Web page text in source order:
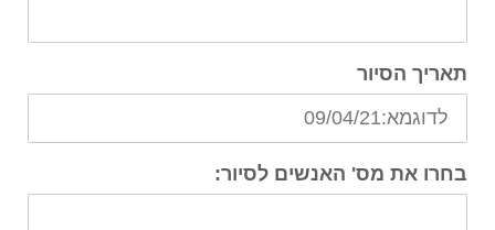
תאריך הסיור
בחרו את מס' האנשים לסיור: